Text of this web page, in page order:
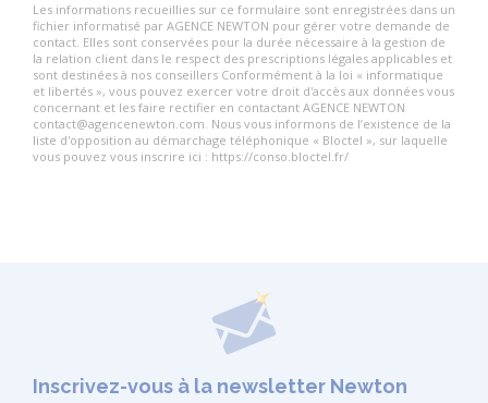
Les informations recueillies sur ce formulaire sont enregistrées dans un
fichier informatisé par AGENCE NEWTON pour gérer votre demande de
contact. Elles sont conservées pour la durée nécessaire à la gestion de
la relation client dans le respect des prescriptions légales applicables et
sont destinées à nos conseillers Conformément à la loi « informatique
et libertés », vous pouvez exercer votre droit d'accès aux données vous
concernant et les faire rectifier en contactant AGENCE NEWTON
contact@agencenewton.com. Nous vous informons de l’existence de la
liste d'opposition au démarchage téléphonique « Bloctel », sur laquelle
vous pouvez vous inscrire ici : https://conso.bloctel.fr/
Inscrivez-vous à la newsletter Newton